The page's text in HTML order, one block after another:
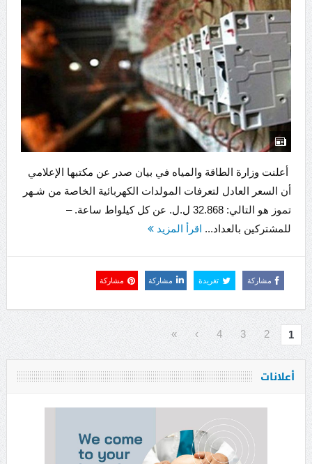
أعلنت وزارة الطاقة والمياه في بيان صدر عن مكتبها الإعلامي
أن السعر العادل لتعرفات المولدات الكهربائية الخاصة من شـهر
تموز هو التالي: 32.868 ل.ل. عن كل كيلواط ساعة. –
للمشتركين بالعداد... اقرأ المزيد
مشاركة تغريدة مشاركة مشاركة
1
2
3
4
›
»
أعلانات